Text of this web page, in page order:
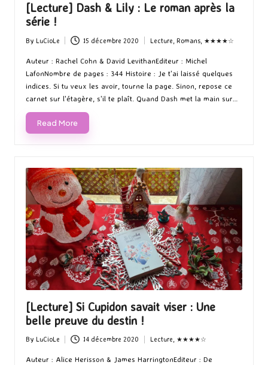
[Lecture] Dash & Lily : Le roman après la
série !
Posted
by
By LuCioLe 15 décembre 2020
Posted
Lecture, Romans, ★★★★☆
Auteur : Rachel Cohn & David LevithanEditeur : Michel
LafonNombre de pages : 344 Histoire : Je t'ai laissé quelques
indices. Si tu veux les avoir, tourne la page. Sinon, repose ce
carnet sur l'étagère, s'il te plaît. Quand Dash met la main sur…
Read More
[Lecture] Si Cupidon savait viser : Une
belle preuve du destin !
Posted
by
By LuCioLe 14 décembre 2020
in
Lecture, ★★★★☆
Auteur : Alice Herisson & James HarringtonEditeur : De